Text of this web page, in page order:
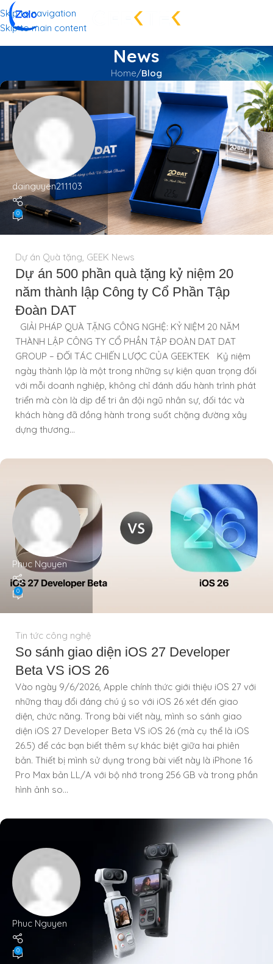
Skip to navigation
Skip to main content
News
Home/Blog
dainguyen211103
0
Dự án Quà tặng, GEEK News
Dự án 500 phần quà tặng kỷ niệm 20
năm thành lập Công ty Cổ Phần Tập
Đoàn DAT
GIẢI PHÁP QUÀ TẶNG CÔNG NGHỆ: KỶ NIỆM 20 NĂM
THÀNH LẬP CÔNG TY CỔ PHẦN TẬP ĐOÀN DAT DAT
GROUP – ĐỐI TÁC CHIẾN LƯỢC CỦA GEEKTEK Kỷ niệm
ngày thành lập là một trong những sự kiện quan trọng đối
với mỗi doanh nghiệp, không chỉ đánh dấu hành trình phát
triển mà còn là dịp để tri ân đội ngũ nhân sự, đối tác và
khách hàng đã đồng hành trong suốt chặng đường xây
dựng thương...
Phuc Nguyen
0
Tin tức công nghệ
So sánh giao diện iOS 27 Developer
Beta VS iOS 26
Vào ngày 9/6/2026, Apple chính thức giới thiệu iOS 27 với
những thay đổi đáng chú ý so với iOS 26 xét đến giao
diện, chức năng. Trong bài viết này, mình so sánh giao
diện iOS 27 Developer Beta VS iOS 26 (mà cụ thể là iOS
26.5) để các bạn biết thêm sự khác biệt giữa hai phiên
bản. Thiết bị mình sử dụng trong bài viết này là iPhone 16
Pro Max bản LL/A với bộ nhớ trong 256 GB và trong phần
hình ảnh so...
Phuc Nguyen
0